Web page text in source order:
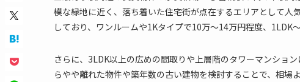
模な緑地に近く、落ち着いた住宅街が点在するエリアとして
しており、ワンルームや1Kタイプで10万～14万円程度、1LDK
さらに、3LDK以上の広めの間取りや上層階のタワーマンショ
らやや離れた物件や築年数の古い建物を検討することで、相